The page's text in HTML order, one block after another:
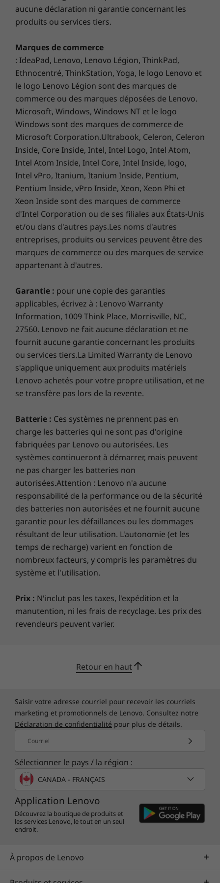
Que les couleurs vibrantes soient votre
embouteillage ou une sécurité supplémentaire
pour garder les yeux espion à distance, le
ThinkPad X1 Yoga 7e génération 2-en-1 ne
déçoit pas. Des écrans OLED 4K WQUXGA aux
panneaux WUXGA, chaque écran de 14 pouces
présente un rapport d’aspect 16:10, des
bordures étroites, un multitouch et une faible
consommation. De plus, les options d’affichage
certifiées Eyesafe réduisent les émissions de
lumière bleue et la fatigue oculaire.
Doubles ventilateurs doubles du facteur
de refroidissement
La face inférieure des touches de notre clavier
ThinkPad légendaire a été repensée pour une
prise d’air afin de créer un meilleur flux d’air.
Combiné avec des doubles ventilateurs et une
ventilation arrière, les capacités thermiques du
cet ordinateur portable convertible au frais,
même lorsqu’il fonctionne pendant des
heures.
La biométrie offre une sécurité
supplémentaire sur l’ordinateur portable
ThinkPad X1 Yoga de 7e génération, du bouton
de démarrer instantanément au logiciel de
détection de présence basée sur la vision par
ordinateur verrouille automatiquement votre
appareil lorsque vous vous éloignez. Et le
PrivacyGuard en option garde votre écran en
1080P FHD RGB/IR hybride avec obturateur de
confidentialité et microphone
Dimensions (H x L x P)
14,95 mm x 315,6 mm x 222,5 mm x / 0,61 po x 12,38 po
x 8,75 po
Poids
À partir de 1,38 kg / 3,04 lb
Connectivité
En option : WWAN* 5G sub6 CAT20 ou 4G/LTE CAT16
WLAN : Intel ®Wi-Fi 6E** AX211 802.11AX (2 x 2)
Bluetooth®5.1 ou above
vPro®: Uniquement sur les processeurs vPro ®
* La disponibilité du WWAN en option varie selon la région et
doit être configurée au moment de l’achat; elle nécessite un
fournisseur de services réseau.
charge du système d'exploitation, des routeurs/points
d'accès/passerelles prenant en charge le WiFi 6E, ainsi que
des certifications réglementaires régionales et de l'attribution
du spectre.
Ports / Fentes
2 x USB-C Thunderbolt™
42 x USB-A 3.2 Gen
1 combo casque et microphone
HDMI 2.0b
SIMLes vitesses de transfert du port USB sont approximatives et
dépendent de nombreux facteurs, tels que la capacité de traitement des
appareils hôte/périphériques, les attributs des fichiers, la configuration du
système et les environnements d’exploitation; les vitesses réelles varieront
et peuvent être inférieures à ce qui était attendu.
Clavier
Résistant aux éclaboussures
TrackPad en verre 110 mm/4,33 pouces
Rétroéclairé avec éclairage DEL blanc Touches
d'admission d'air
Stylet
Lenovo Integrated Pen
Certifications
Storm Grey
Contenu de la boîte
ThinkPad X1 Yoga 7
e génération Batterie interne
USB-C 65 W (prend en charge la charge rapide)
ThinkPad Pen Pro
Guide de démarrage rapide
Plus d’informations
Liste complète des spécifications pour les numéros de
aucune déclaration ni garantie concernant les
produits ou services tiers.
Marques de commerce
: IdeaPad, Lenovo, Lenovo Légion, ThinkPad,
Ethnocentré, ThinkStation, Yoga, le logo Lenovo et
le logo Lenovo Légion sont des marques de
commerce ou des marques déposées de Lenovo.
Microsoft, Windows, Windows NT et le logo
Windows sont des marques de commerce de
Microsoft Corporation.Ultrabook, Celeron, Celeron
Inside, Core Inside, Intel, Intel Logo, Intel Atom,
Intel Atom Inside, Intel Core, Intel Inside, logo,
Intel vPro, Itanium, Itanium Inside, Pentium,
Pentium Inside, vPro Inside, Xeon, Xeon Phi et
Xeon Inside sont des marques de commerce
d'Intel Corporation ou de ses filiales aux États-Unis
et/ou dans d'autres pays.Les noms d'autres
entreprises, produits ou services peuvent être des
marques de commerce ou des marques de service
appartenant à d'autres.
Garantie : pour une copie des garanties
applicables, écrivez à : Lenovo Warranty
Information, 1009 Think Place, Morrisville, NC,
27560. Lenovo ne fait aucune déclaration et ne
fournit aucune garantie concernant les produits
ou services tiers.La Limited Warranty de Lenovo
s'applique uniquement aux produits matériels
Lenovo achetés pour votre propre utilisation, et ne
se transfère pas lors de la revente.
Batterie : Ces systèmes ne prennent pas en
charge les batteries qui ne sont pas d'origine
fabriquées par Lenovo ou autorisées. Les
systèmes continueront à démarrer, mais peuvent
ne pas charger les batteries non
autorisées.Attention : Lenovo n'a aucune
responsabilité de la performance ou de la sécurité
des batteries non autorisées et ne fournit aucune
garantie pour les défaillances ou les dommages
résultant de leur utilisation. L'autonomie (et les
temps de recharge) varient en fonction de
nombreux facteurs, y compris les paramètres du
système et l'utilisation.
Prix : N'inclut pas les taxes, l'expédition et la
manutention, ni les frais de recyclage. Les prix des
revendeurs peuvent varier.
Retour en haut
Saisir votre adresse courriel pour recevoir les courriels
marketing et promotionnels de Lenovo. Consultez notre
Déclaration de confidentialité pour plus de détails.
Courriel
Sélectionner le pays / la région :
CANADA - FRANÇAIS
Application Lenovo
Découvrez la boutique de produits et
les services Lenovo, le tout en un seul
endroit.
À propos de Lenovo